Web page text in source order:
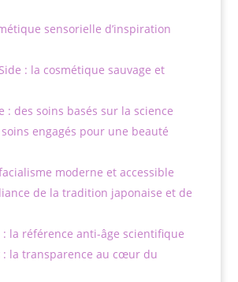
sensorielle d’inspiration
: la cosmétique sauvage et
: des soins basés sur la science
engagés pour une beauté
moderne et accessible
de la tradition japonaise et de
: la référence anti-âge scientifique
: la transparence au cœur du